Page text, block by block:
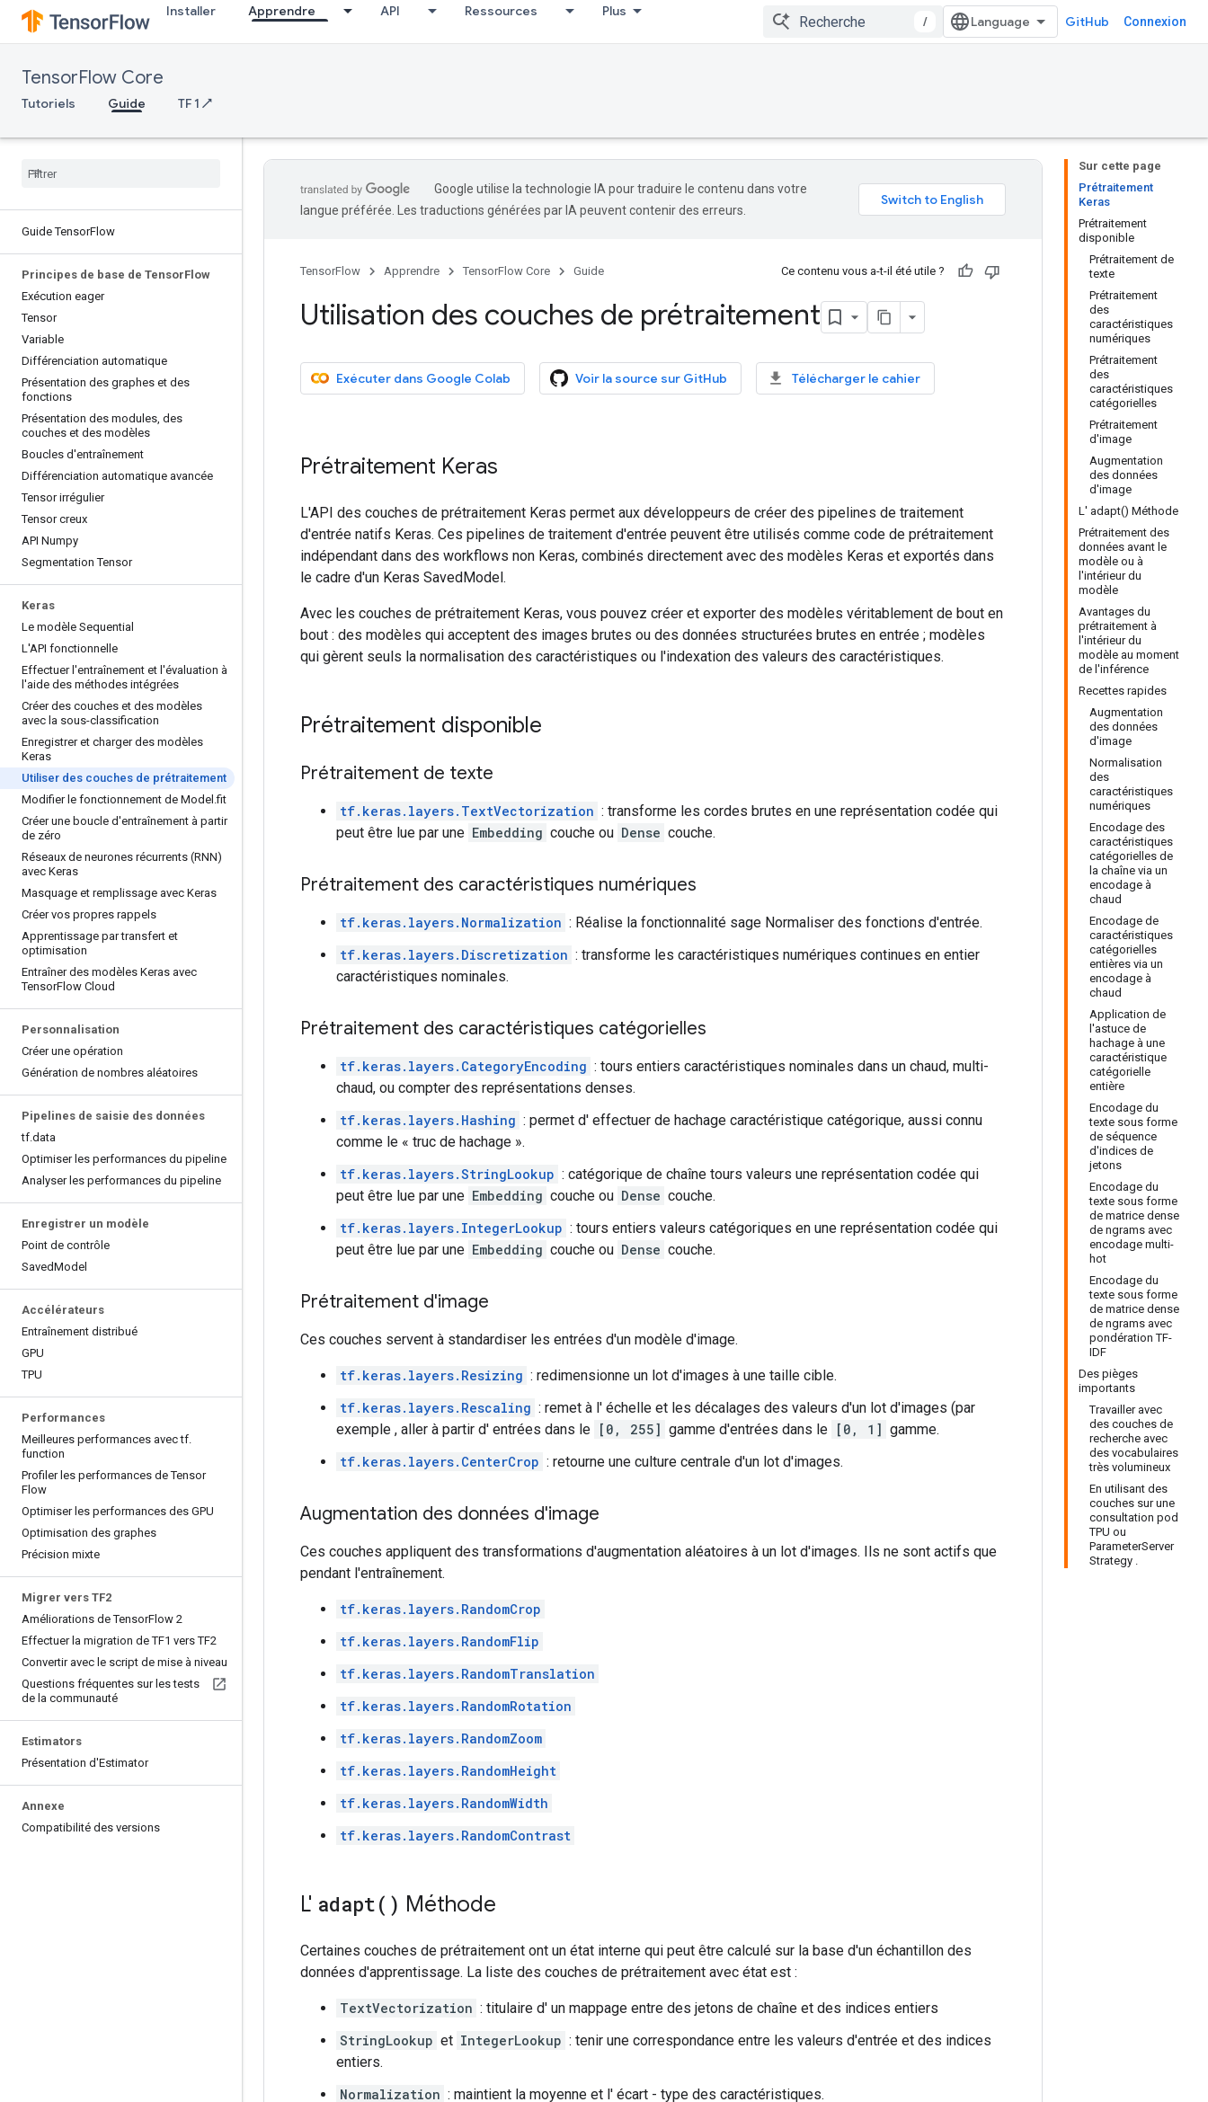
Installer Apprendre API Ressources Plus
/ GitHub Connexion
TensorFlow Core
Tutoriels Guide TF 1 ↗
Guide TensorFlow
Principes de base de TensorFlow
Exécution eager
Tensor
Variable
Différenciation automatique
Présentation des graphes et des
fonctions
Présentation des modules, des
couches et des modèles
Boucles d'entraînement
Différenciation automatique avancée
Tensor irrégulier
Tensor creux
API Numpy
Segmentation Tensor
Keras
Le modèle Sequential
L'API fonctionnelle
Effectuer l'entraînement et l'évaluation à
l'aide des méthodes intégrées
Créer des couches et des modèles
avec la sous-classification
Enregistrer et charger des modèles
Keras
Utiliser des couches de prétraitement
Modifier le fonctionnement de Model .fit
Créer une boucle d'entraînement à partir
de zéro
Réseaux de neurones récurrents (RNN)
avec Keras
Masquage et remplissage avec Keras
Créer vos propres rappels
Apprentissage par transfert et
optimisation
Entraîner des modèles Keras avec
TensorFlow Cloud
Personnalisation
Créer une opération
Génération de nombres aléatoires
Pipelines de saisie des données
tf.data
Optimiser les performances du pipeline
Analyser les performances du pipeline
Enregistrer un modèle
Point de contrôle
SavedModel
Accélérateurs
Entraînement distribué
GPU
TPU
Performances
Meilleures performances avec tf.
function
Profiler les performances de Tensor
Flow
Optimiser les performances des GPU
Optimisation des graphes
Précision mixte
Migrer vers TF2
Améliorations de TensorFlow 2
Effectuer la migration de TF1 vers TF2
Convertir avec le script de mise à niveau
Questions fréquentes sur les tests
de la communauté
Estimators
Présentation d'Estimator
Annexe
Compatibilité des versions
Sur cette page
Prétraitement
Keras
Prétraitement
disponible
Prétraitement de
texte
Prétraitement
des
caractéristiques
numériques
Prétraitement
des
caractéristiques
catégorielles
Prétraitement
d'image
Augmentation
des données
d'image
L' adapt() Méthode
Prétraitement des
données avant le
modèle ou à
l'intérieur du
modèle
Avantages du
prétraitement à
l'intérieur du
modèle au moment
de l'inférence
Recettes rapides
Augmentation
des données
d'image
Normalisation
des
caractéristiques
numériques
Encodage des
caractéristiques
catégorielles de
la chaîne via un
encodage à
chaud
Encodage de
caractéristiques
catégorielles
entières via un
encodage à
chaud
Application de
l'astuce de
hachage à une
caractéristique
catégorielle
entière
Encodage du
texte sous forme
de séquence
d'indices de
jetons
Encodage du
texte sous forme
de matrice dense
de ngrams avec
encodage multi-
hot
Encodage du
texte sous forme
de matrice dense
de ngrams avec
pondération TF-
IDF
Des pièges
importants
Travailler avec
des couches de
recherche avec
des vocabulaires
très volumineux
En utilisant des
couches sur une
consultation pod
TPU ou
ParameterServer
Strategy .
Google utilise la technologie IA pour traduire le contenu dans votre
langue préférée. Les traductions générées par IA peuvent contenir des erreurs.
TensorFlow Apprendre TensorFlow Core Guide Ce contenu vous a-t-il été utile ?
Utilisation des couches de prétraitement
Exécuter dans Google Colab Voir la source sur GitHub Télécharger le cahier
Prétraitement Keras
L'API des couches de prétraitement Keras permet aux développeurs de créer des pipelines de traitement
d'entrée natifs Keras. Ces pipelines de traitement d'entrée peuvent être utilisés comme code de prétraitement
indépendant dans des workflows non Keras, combinés directement avec des modèles Keras et exportés dans
le cadre d'un Keras SavedModel.
Avec les couches de prétraitement Keras, vous pouvez créer et exporter des modèles véritablement de bout en
bout : des modèles qui acceptent des images brutes ou des données structurées brutes en entrée ; modèles
qui gèrent seuls la normalisation des caractéristiques ou l'indexation des valeurs des caractéristiques.
Prétraitement disponible
Prétraitement de texte
tf.keras.layers.TextVectorization : transforme les cordes brutes en une représentation codée qui
peut être lue par une Embedding couche ou Dense couche.
Prétraitement des caractéristiques numériques
tf.keras.layers.Normalization : Réalise la fonctionnalité sage Normaliser des fonctions d'entrée.
tf.keras.layers.Discretization : transforme les caractéristiques numériques continues en entier
caractéristiques nominales.
Prétraitement des caractéristiques catégorielles
tf.keras.layers.CategoryEncoding : tours entiers caractéristiques nominales dans un chaud, multi-
chaud, ou compter des représentations denses.
tf.keras.layers.Hashing : permet d' effectuer de hachage caractéristique catégorique, aussi connu
comme le « truc de hachage ».
tf.keras.layers.StringLookup : catégorique de chaîne tours valeurs une représentation codée qui
peut être lue par une Embedding couche ou Dense couche.
tf.keras.layers.IntegerLookup : tours entiers valeurs catégoriques en une représentation codée qui
peut être lue par une Embedding couche ou Dense couche.
Prétraitement d'image
Ces couches servent à standardiser les entrées d'un modèle d'image.
tf.keras.layers.Resizing : redimensionne un lot d'images à une taille cible.
tf.keras.layers.Rescaling : remet à l' échelle et les décalages des valeurs d'un lot d'images (par
exemple , aller à partir d' entrées dans le [0, 255] gamme d'entrées dans le [0, 1] gamme.
tf.keras.layers.CenterCrop : retourne une culture centrale d'un lot d'images.
Augmentation des données d'image
Ces couches appliquent des transformations d'augmentation aléatoires à un lot d'images. Ils ne sont actifs que
pendant l'entraînement.
tf.keras.layers.RandomCrop
tf.keras.layers.RandomFlip
tf.keras.layers.RandomTranslation
tf.keras.layers.RandomRotation
tf.keras.layers.RandomZoom
tf.keras.layers.RandomHeight
tf.keras.layers.RandomWidth
tf.keras.layers.RandomContrast
L' adapt( ) Méthode
Certaines couches de prétraitement ont un état interne qui peut être calculé sur la base d'un échantillon des
données d'apprentissage. La liste des couches de prétraitement avec état est :
TextVectorization : titulaire d' un mappage entre des jetons de chaîne et des indices entiers
StringLookup et IntegerLookup : tenir une correspondance entre les valeurs d'entrée et des indices
entiers.
Normalization : maintient la moyenne et l' écart - type des caractéristiques.